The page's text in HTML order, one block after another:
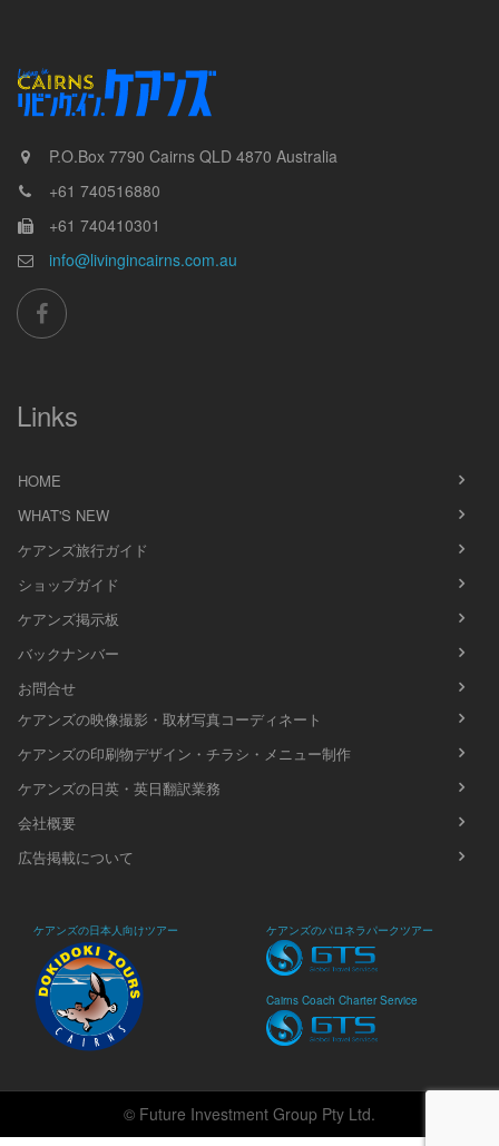
P.O.Box 7790 Cairns QLD 4870 Australia
+61 740516880
+61 740410301
info@livingincairns.com.au
Links
HOME
WHAT'S NEW
ケアンズ旅行ガイド
ショップガイド
ケアンズ掲示板
バックナンバー
お問合せ
ケアンズの映像撮影・取材写真コーディネート
ケアンズの印刷物デザイン・チラシ・メニュー制作
ケアンズの日英・英日翻訳業務
会社概要
広告掲載について
ケアンズの日本人向けツアー ケアンズのパロネラパークツアー
Cairns Coach Charter Service
© Future Investment Group Pty Ltd.